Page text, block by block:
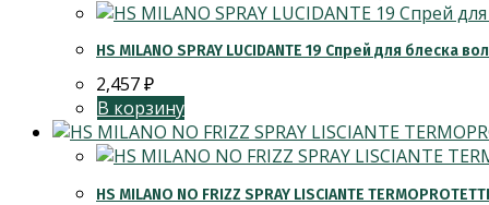
HS MILANO SPRAY LUCIDANTE 19 Спрей для блеска
2,457₽
В корзину
HS MILANO NO FRIZZ SPRAY LISCIANTE